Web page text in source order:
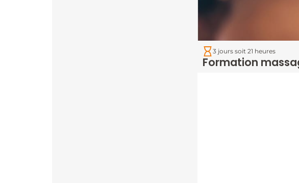
3 jours soit 21 heures
Formation